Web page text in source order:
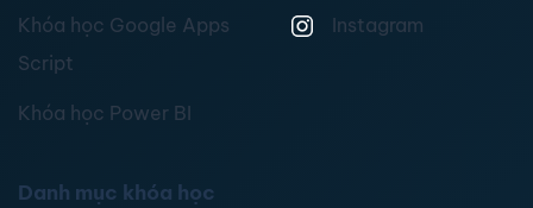
Khóa học Google Apps
Script
Khóa học Power BI
Instagram
Danh mục khóa học